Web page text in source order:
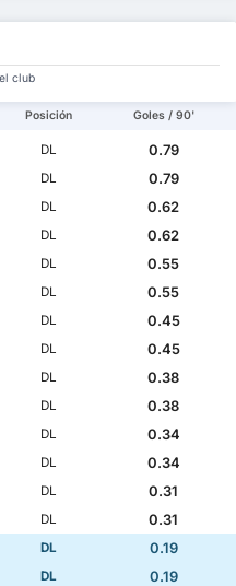
club
Posición Goles / 90'
DL
0.79
DL
0.79
DL
0.62
DL
0.62
DL
0.55
DL
0.55
DL
0.45
DL
0.45
DL
0.38
DL
0.38
DL
0.34
DL
0.34
DL
0.31
DL
0.31
DL
0.19
DL 0.19